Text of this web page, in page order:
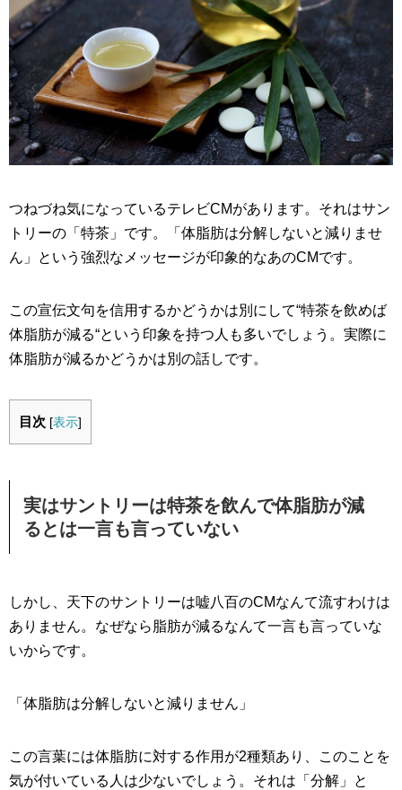
つねづね気になっているテレビCMがあります。それはサン
トリーの「特茶」です。「体脂肪は分解しないと減りませ
ん」という強烈なメッセージが印象的なあのCMです。
この宣伝文句を信用するかどうかは別にして“特茶を飲めば
体脂肪が減る“という印象を持つ人も多いでしょう。実際に
体脂肪が減るかどうかは別の話しです。
目次 [表示]
実はサントリーは特茶を飲んで体脂肪が減
るとは一言も言っていない
しかし、天下のサントリーは嘘八百のCMなんて流すわけは
ありません。なぜなら脂肪が減るなんて一言も言っていな
いからです。
「体脂肪は分解しないと減りません」
この言葉には体脂肪に対する作用が2種類あり、このことを
気が付いている人は少ないでしょう。それは「分解」と